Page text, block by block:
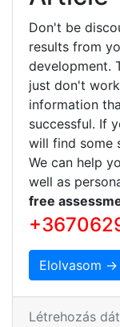
Don't be
results from
development.
just don't
information
successful. If
will find some
We can help
well as
free
Elolvasom →
Létrehozás